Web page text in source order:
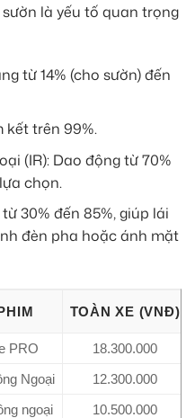
là yếu tố quan trọng
từ 14% (cho sườn) đến
kết trên 99%.
(IR): Dao động từ 70%
chọn.
30% đến 85%, giúp lái
đèn pha hoặc ánh mặt
TOÀN XE (VNĐ)
PRO
18.300.000
Ngoại
12.300.000
ngoại
10.500.000